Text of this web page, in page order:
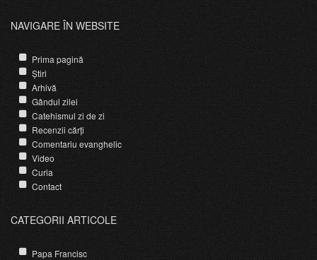
NAVIGARE ÎN WEBSITE
Prima pagină
Știri
Arhivă
Gândul zilei
Catehismul zi de zi
Recenzii cărți
Comentariu evanghelic
Video
Curia
Contact
CATEGORII ARTICOLE
Papa Francisc